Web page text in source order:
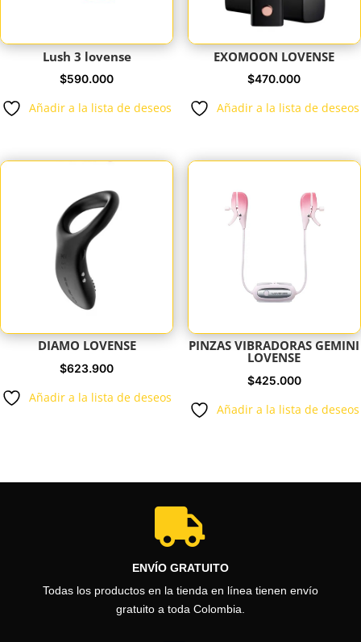
Lush 3 lovense
$590.000
Añadir a la lista de deseos
EXOMOON LOVENSE
$470.000
Añadir a la lista de deseos
DIAMO LOVENSE
$623.900
Añadir a la lista de deseos
PINZAS VIBRADORAS GEMINI
LOVENSE
$425.000
Añadir a la lista de deseos

ENVÍO GRATUITO
Todas los productos en la tienda en línea tienen envío
gratuito a toda Colombia.